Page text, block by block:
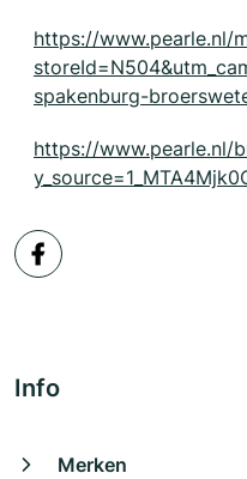
https://www.pearle.nl/
spakenburg-
https://www.pearle.nl/
Info
Merken